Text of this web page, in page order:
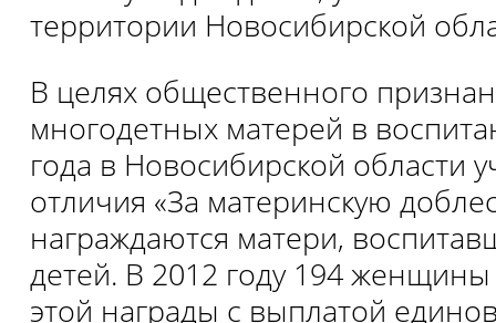
территории Новосибирской
В целях общественного
многодетных матерей в
года в Новосибирской области
отличия «За материнскую
награждаются матери,
детей. В 2012 году 194
этой награды с выплатой